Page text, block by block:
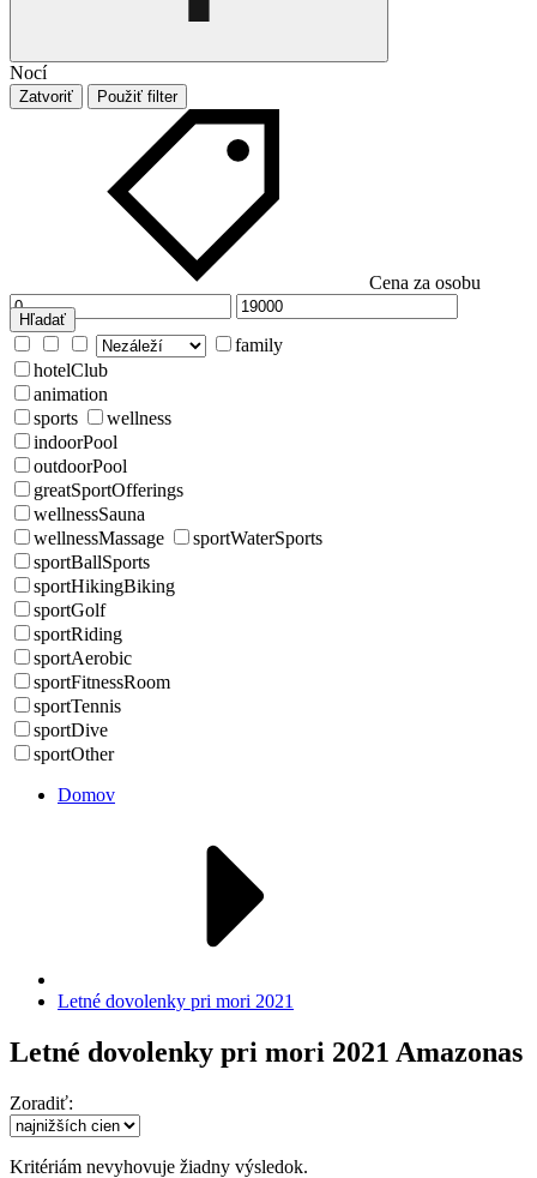
Nocí
Zatvoriť Použiť filter
Cena za osobu
Hľadať
family
hotelClub
animation
sports
wellness
indoorPool
outdoorPool
greatSportOfferings
wellnessSauna
wellnessMassage
sportWaterSports
sportBallSports
sportHikingBiking
sportGolf
sportRiding
sportAerobic
sportFitnessRoom
sportTennis
sportDive
sportOther
Domov
Letné dovolenky pri mori 2021
Letné dovolenky pri mori 2021 Amazonas
Zoradiť:
Kritériám nevyhovuje žiadny výsledok.